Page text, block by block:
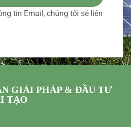
tin Email, chúng tôi sẽ liên
GIẢI PHÁP & ĐẦU TƯ
TẠO